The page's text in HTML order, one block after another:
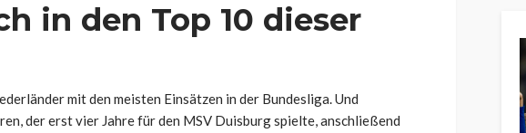
in den Top 10 dieser
mit den meisten Einsätzen in der Bundesliga. Und
der erst vier Jahre für den MSV Duisburg spielte, anschließend